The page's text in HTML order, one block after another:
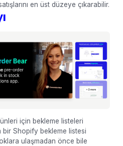
en üst düzeye çıkarabilir.
için bekleme listeleri
bir Shopify bekleme listesi
ulaşmadan önce bile